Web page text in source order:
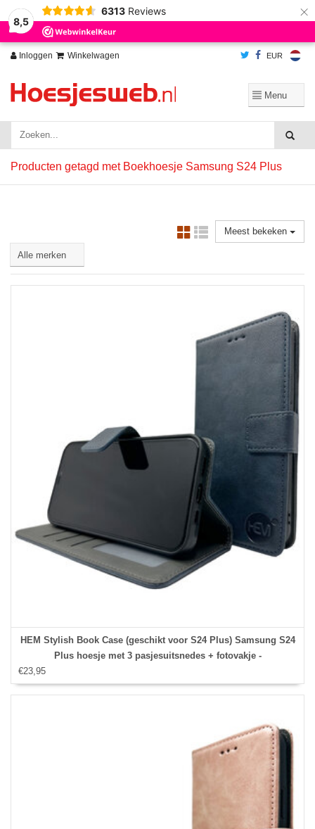
8,5
6313 Reviews ×
Inloggen Winkelwagen EUR
Producten getagd met Boekhoesje Samsung S24 Plus
Meest bekeken
HEM Stylish Book Case (geschikt voor S24 Plus) Samsung S24
Plus hoesje met 3 pasjesuitsnedes + fotovakje -
€23,95
Wij slaan cookies op om onze website te verbeteren. Is dat akkoord?
Ja
Nee